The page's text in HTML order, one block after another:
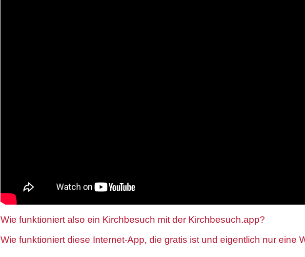
Wie funktioniert also ein Kirchbesuch mit der Kirchbesuch.app?
Wie funktioniert diese Internet-App, die gratis ist und eigentlich nur eine